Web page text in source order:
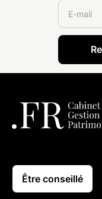
Être conseillé